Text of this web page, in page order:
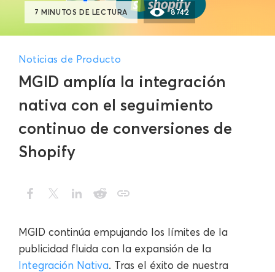
MGID amplía la integración
nativa con el seguimiento
continuo de conversiones de
Shopify
Noticias de Producto
7 MINUTOS DE LECTURA 8742
MGID continúa empujando los límites de la
publicidad fluida con la expansión de la
Integración Nativa. Tras el éxito de nuestra